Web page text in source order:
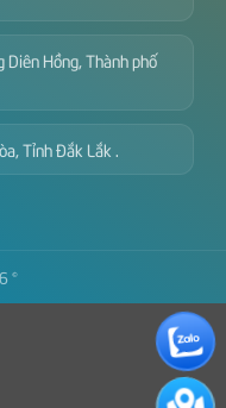
Hồng, Thành phố
Tỉnh Đắk Lắk .
©